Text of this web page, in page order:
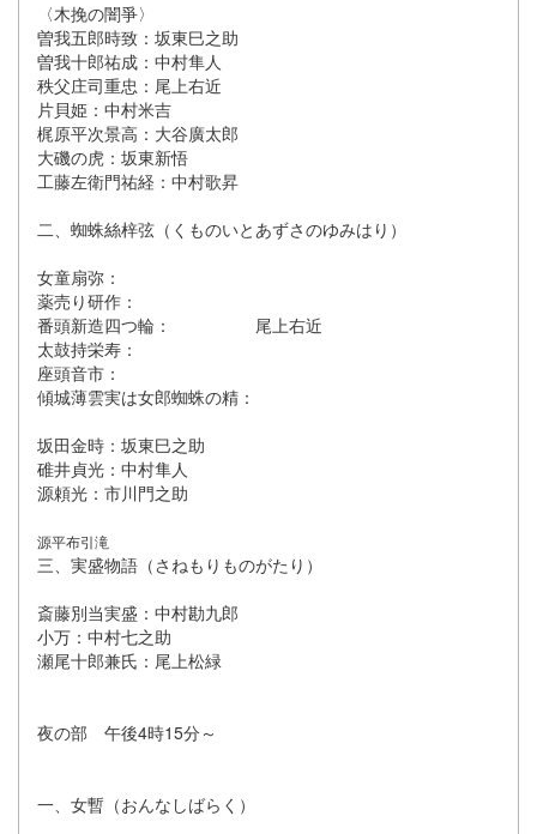
〈木挽の闇爭〉
曽我五郎時致：坂東巳之助
曽我十郎祐成：中村隼人
秩父庄司重忠：尾上右近
片貝姫：中村米吉
梶原平次景高：大谷廣太郎
大磯の虎：坂東新悟
工藤左衛門祐経：中村歌昇
二、蜘蛛絲梓弦（くものいとあずさのゆみはり）
女童扇弥：
薬売り研作：
番頭新造四つ輪： 尾上右近
太鼓持栄寿：
座頭音市：
傾城薄雲実は女郎蜘蛛の精：
坂田金時：坂東巳之助
碓井貞光：中村隼人
源頼光：市川門之助
源平布引滝
三、実盛物語（さねもりものがたり）
斎藤別当実盛：中村勘九郎
小万：中村七之助
瀬尾十郎兼氏：尾上松緑
夜の部 午後4時15分～
一、女暫（おんなしばらく）